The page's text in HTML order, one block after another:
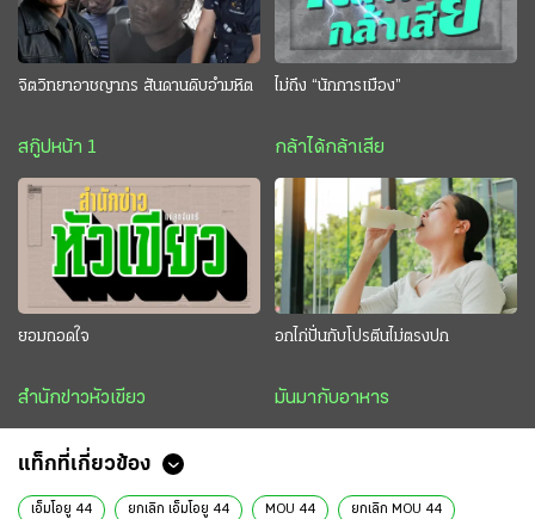
จิตวิทยาอาชญากร สันดานดิบอำมหิต
สกู๊ปหน้า 1
ไม่ถึง “นักการเมือง”
กล้าได้กล้าเสีย
ยอมถอดใจ
สำนักข่าวหัวเขียว
อกไก่ปั่นกับโปรตีนไม่ตรงปก
มันมากับอาหาร
แท็กที่เกี่ยวข้อง
เอ็มโอยู 44 ยกเลิก เอ็มโอยู 44 MOU 44 ยกเลิก MOU 44